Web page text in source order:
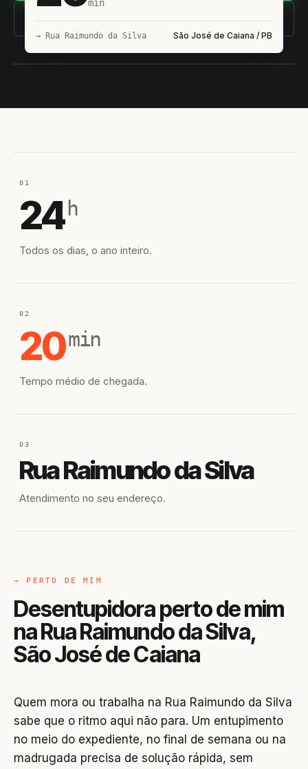
(11) 93407-8838
min
→ Rua Raimundo da Silva São José de Caiana / PB
01
24 h
Todos os dias, o ano inteiro.
02
20min
Tempo médio de chegada.
03
Rua Raimundo da Silva
Atendimento no seu endereço.
→ PERTO DE MIM
Desentupidora perto de mim
na Rua Raimundo da Silva,
São José de Caiana
Quem mora ou trabalha na Rua Raimundo da Silva
sabe que o ritmo aqui não para. Um entupimento
no meio do expediente, no final de semana ou na
madrugada precisa de solução rápida, sem